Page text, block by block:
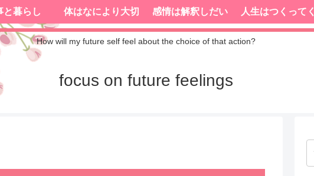
How will my future self feel about the choice of that action?
focus on future feelings
と暮らし 体はなにより大切 感情は解釈しだい 人生はつくってく